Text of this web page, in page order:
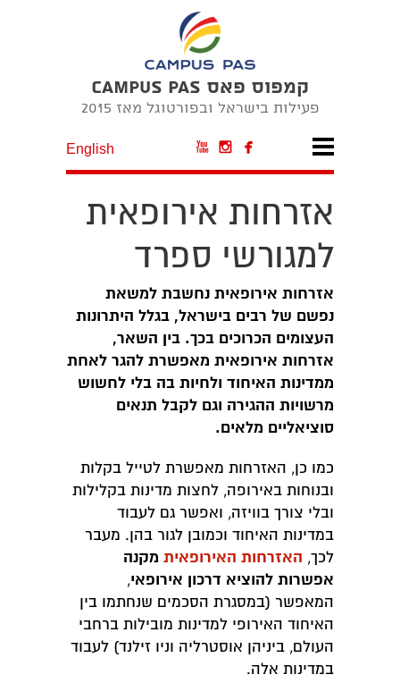
קמפוס פאס CAMPUS PAS
פעילות בישראל ובפורטוגל מאז 2015
English 


​אזרחות אירופאית
למגורשי ספרד
אזרחות אירופאית נחשבת למשאת
נפשם של רבים בישראל, בגלל היתרונות
העצומים הכרוכים בכך. בין השאר,
אזרחות אירופאית מאפשרת להגר לאחת
ממדינות האיחוד ולחיות בה בלי לחשוש
מרשויות ההגירה וגם לקבל תנאים
סוציאליים מלאים.
כמו כן, האזרחות מאפשרת לטייל בקלות
ובנוחות באירופה, לחצות מדינות בקלילות
ובלי צורך בוויזה, ואפשר גם לעבוד
במדינות האיחוד וכמובן לגור בהן. מעבר
לכך, האזרחות האירופאית מקנה
אפשרות להוציא דרכון אירופאי,
המאפשר (במסגרת הסכמים שנחתמו בין
האיחוד האירופי למדינות מובילות ברחבי
העולם, ביניהן אוסטרליה וניו זילנד) לעבוד
במדינות אלה.